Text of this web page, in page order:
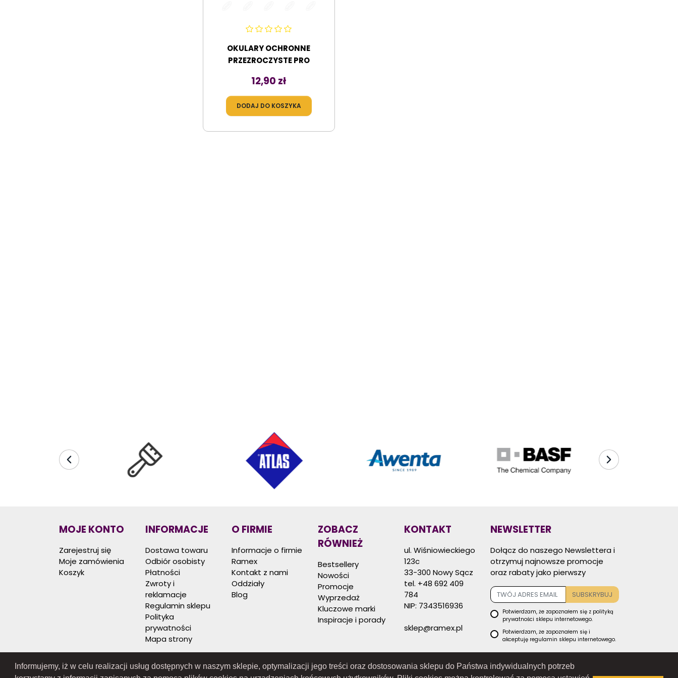
Informujemy, iż w celu realizacji usług dostępnych w naszym sklepie, optymalizacji jego treści oraz dostosowania sklepu do Państwa indywidualnych potrzeb
OKULARY OCHRONNE
PRZEZROCZYSTE PRO
Cena
12,90 zł
DODAJ DO KOSZYKA
MOJE KONTO
Zarejestruj się
Moje zamówienia
Koszyk
INFORMACJE
Dostawa towaru
Odbiór osobisty
Płatności
Zwroty i
reklamacje
Regulamin sklepu
Polityka
prywatności
Mapa strony
O FIRMIE
Informacje o firmie
Ramex
Kontakt z nami
Oddziały
Blog
ZOBACZ
RÓWNIEŻ
Bestsellery
Nowości
Promocje
Wyprzedaż
Kluczowe marki
Inspiracje i porady
KONTAKT
ul. Wiśniowieckiego
123c
33-300 Nowy Sącz
tel. +48 692 409
784
NIP: 7343516936
sklep@ramex.pl
NEWSLETTER
Dołącz do naszego Newslettera i
otrzymuj najnowsze promocje
oraz rabaty jako pierwszy
SUBSKRYBUJ
Potwierdzam, że zapoznałem się z polityką
prywatności sklepu internetowego.
Potwierdzam, że zapoznałem się i
akceptuję regulamin sklepu internetowego.
Administratorem danych osobowych
zbieranych za pośrednictwem sklepu
internetowego jest Sprzedawca RAMEX